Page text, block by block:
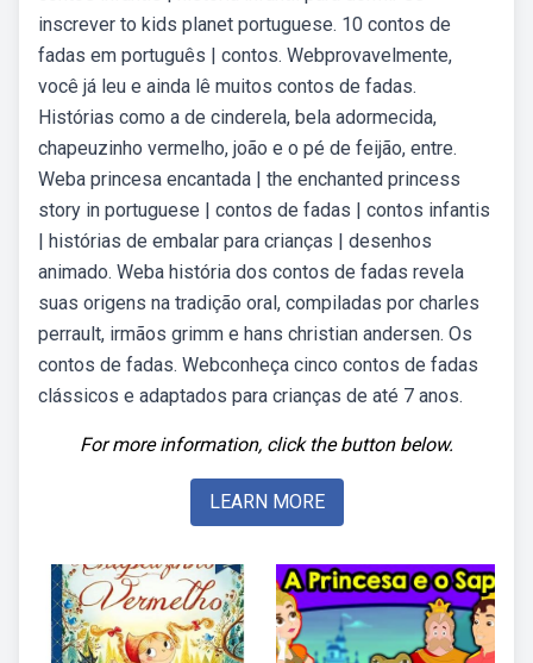
inscrever to kids planet portuguese. 10 contos de
fadas em português | contos. Webprovavelmente,
você já leu e ainda lê muitos contos de fadas.
Histórias como a de cinderela, bela adormecida,
chapeuzinho vermelho, joão e o pé de feijão, entre.
Weba princesa encantada | the enchanted princess
story in portuguese | contos de fadas | contos infantis
| histórias de embalar para crianças | desenhos
animado. Weba história dos contos de fadas revela
suas origens na tradição oral, compiladas por charles
perrault, irmãos grimm e hans christian andersen. Os
contos de fadas. Webconheça cinco contos de fadas
clássicos e adaptados para crianças de até 7 anos.
For more information, click the button below.
LEARN MORE